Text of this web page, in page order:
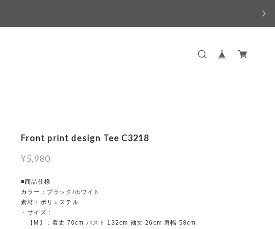
Front print design Tee C3218
¥5,980
■商品仕様
カラー：ブラック/ホワイト
素材：ポリエステル
・サイズ：
【M】：着丈 70cm バスト 132cm 袖丈 26cm 肩幅 58cm